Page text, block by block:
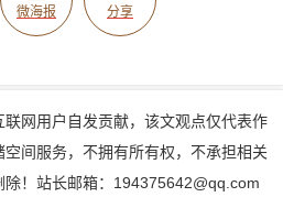
微海报 分享
网用户自发贡献，该文观点仅代表作
间服务，不拥有所有权，不承担相关
！站长邮箱：194375642@qq.com